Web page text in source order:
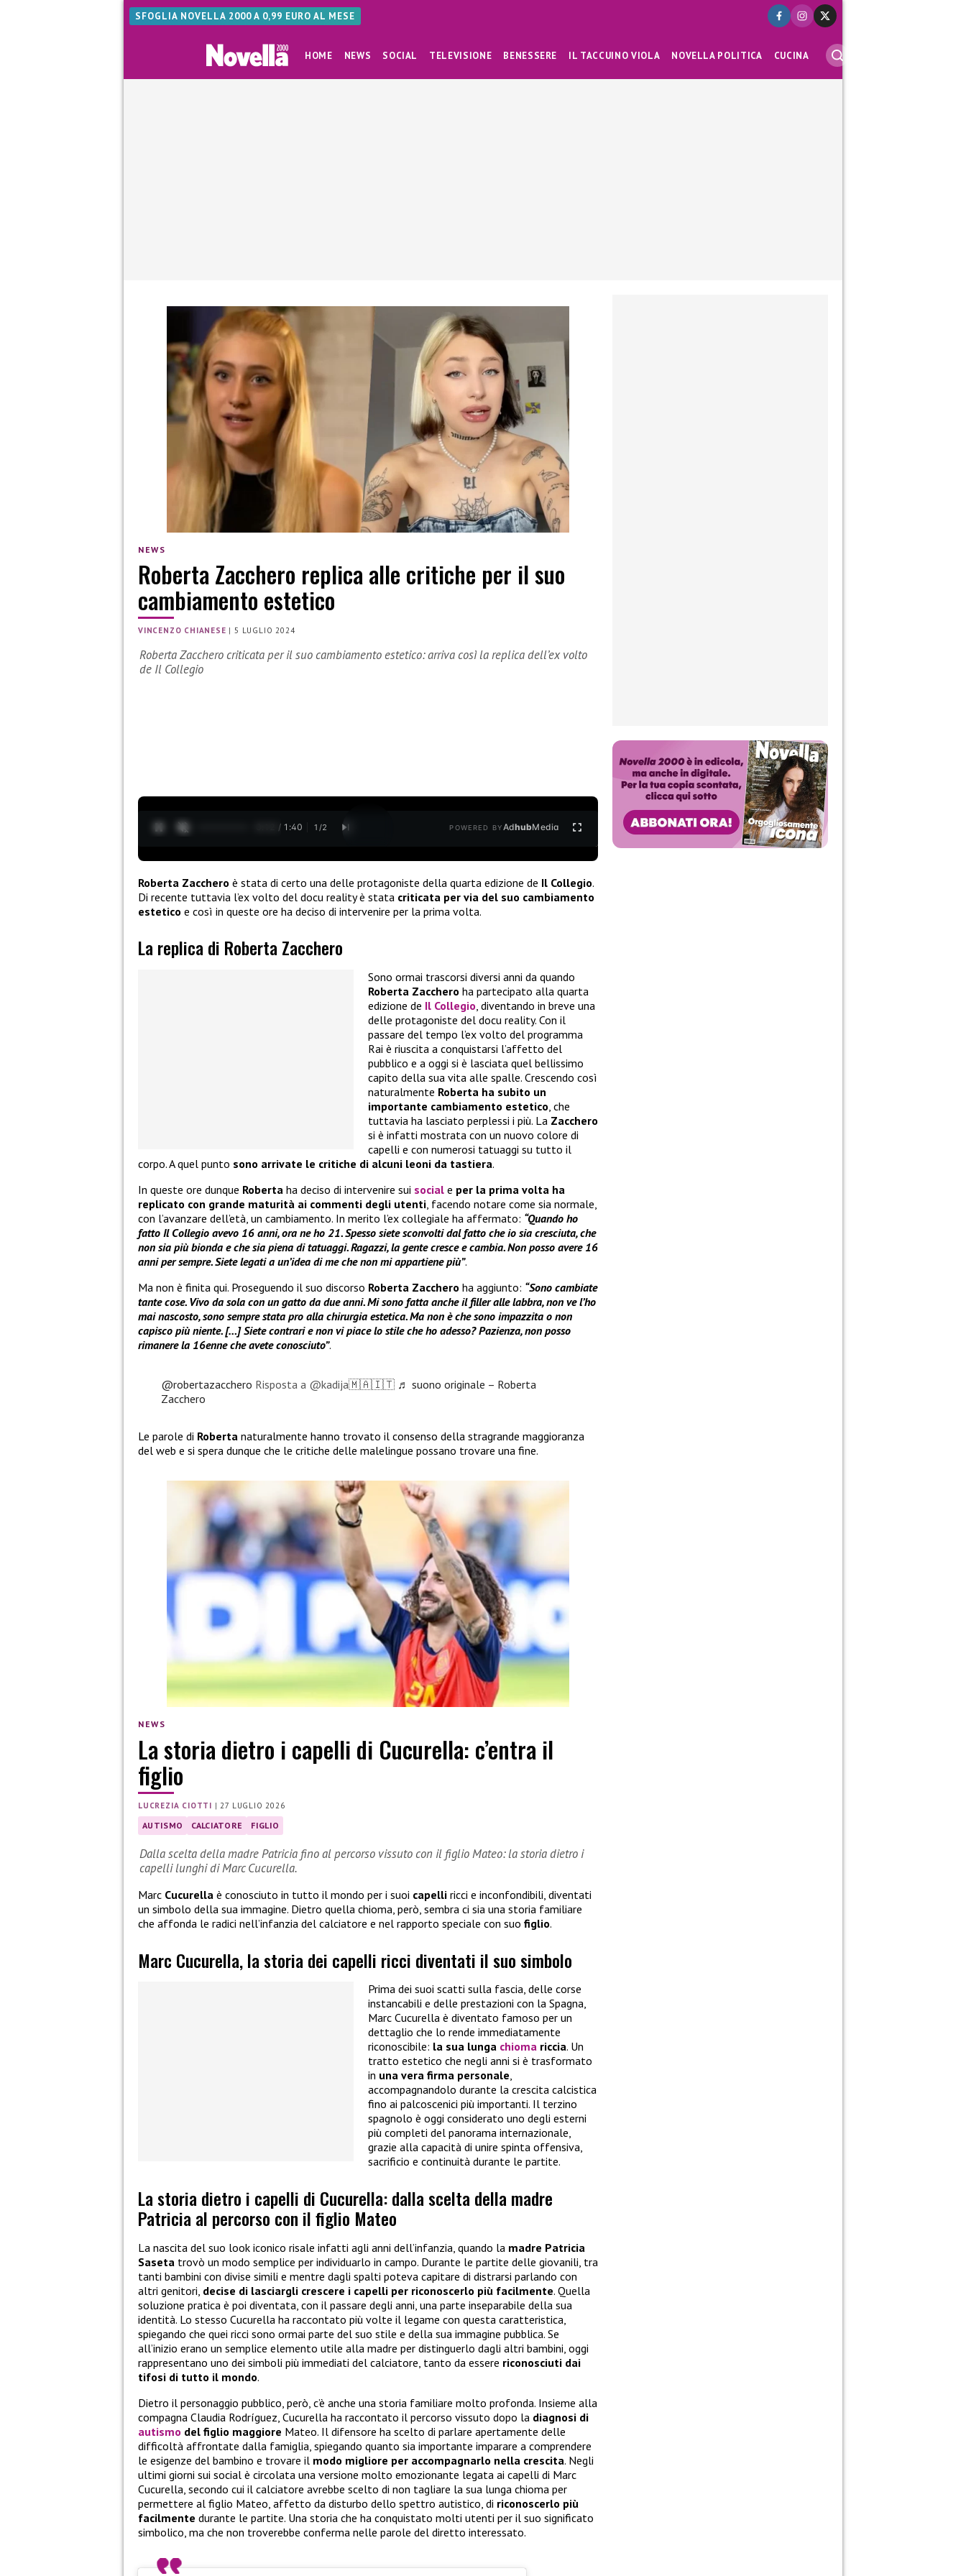
SFOGLIA NOVELLA 2000 A 0,99 EURO AL MESE
HOME NEWS SOCIAL TELEVISIONE BENESSERE IL TACCUINO VIOLA NOVELLA POLITICA CUCINA
NEWS
Roberta Zacchero replica alle critiche per il suo
cambiamento estetico
VINCENZO CHIANESE |5 LUGLIO 2024
Roberta Zacchero criticata per il suo cambiamento estetico: arriva così la replica dell’ex volto
de Il Collegio
0:13 / 1:40 1 /2 POWERED BYAdhubMedia
Roberta Zacchero è stata di certo una delle protagoniste della quarta edizione de Il Collegio.
Di recente tuttavia l’ex volto del docu reality è stata criticata per via del suo cambiamento
estetico e così in queste ore ha deciso di intervenire per la prima volta.
La replica di Roberta Zacchero
Sono ormai trascorsi diversi anni da quando
Roberta Zacchero ha partecipato alla quarta
edizione de Il Collegio, diventando in breve una
delle protagoniste del docu reality. Con il
passare del tempo l’ex volto del programma
Rai è riuscita a conquistarsi l’affetto del
pubblico e a oggi si è lasciata quel bellissimo
capito della sua vita alle spalle. Crescendo così
naturalmente Roberta ha subito un
importante cambiamento estetico, che
tuttavia ha lasciato perplessi i più. La Zacchero
si è infatti mostrata con un nuovo colore di
capelli e con numerosi tatuaggi su tutto il
corpo. A quel punto sono arrivate le critiche di alcuni leoni da tastiera.
In queste ore dunque Roberta ha deciso di intervenire sui social e per la prima volta ha
replicato con grande maturità ai commenti degli utenti, facendo notare come sia normale,
con l’avanzare dell’età, un cambiamento. In merito l’ex collegiale ha affermato: “Quando ho
fatto Il Collegio avevo 16 anni, ora ne ho 21. Spesso siete sconvolti dal fatto che io sia cresciuta, che
non sia più bionda e che sia piena di tatuaggi. Ragazzi, la gente cresce e cambia. Non posso avere 16
anni per sempre. Siete legati a un’idea di me che non mi appartiene più”.
Ma non è finita qui. Proseguendo il suo discorso Roberta Zacchero ha aggiunto: “Sono cambiate
tante cose. Vivo da sola con un gatto da due anni. Mi sono fatta anche il filler alle labbra, non ve l’ho
mai nascosto, sono sempre stata pro alla chirurgia estetica. Ma non è che sono impazzita o non
capisco più niente. […] Siete contrari e non vi piace lo stile che ho adesso? Pazienza, non posso
rimanere la 16enne che avete conosciuto”.
@robertazacchero Risposta a @kadija🇲🇦🇮🇹 ♬ suono originale – Roberta
Zacchero
Le parole di Roberta naturalmente hanno trovato il consenso della stragrande maggioranza
del web e si spera dunque che le critiche delle malelingue possano trovare una fine.
NEWS
La storia dietro i capelli di Cucurella: c’entra il
figlio
LUCREZIA CIOTTI | 27 LUGLIO 2026
AUTISMO CALCIATORE FIGLIO
Dalla scelta della madre Patricia fino al percorso vissuto con il figlio Mateo: la storia dietro i
capelli lunghi di Marc Cucurella.
Marc Cucurella è conosciuto in tutto il mondo per i suoi capelli ricci e inconfondibili, diventati
un simbolo della sua immagine. Dietro quella chioma, però, sembra ci sia una storia familiare
che affonda le radici nell’infanzia del calciatore e nel rapporto speciale con suo figlio.
Marc Cucurella, la storia dei capelli ricci diventati il suo simbolo
Prima dei suoi scatti sulla fascia, delle corse
instancabili e delle prestazioni con la Spagna,
Marc Cucurella è diventato famoso per un
dettaglio che lo rende immediatamente
riconoscibile: la sua lunga chioma riccia. Un
tratto estetico che negli anni si è trasformato
in una vera firma personale,
accompagnandolo durante la crescita calcistica
fino ai palcoscenici più importanti. Il terzino
spagnolo è oggi considerato uno degli esterni
più completi del panorama internazionale,
grazie alla capacità di unire spinta offensiva,
sacrificio e continuità durante le partite.
La storia dietro i capelli di Cucurella: dalla scelta della madre
Patricia al percorso con il figlio Mateo
La nascita del suo look iconico risale infatti agli anni dell’infanzia, quando la madre Patricia
Saseta trovò un modo semplice per individuarlo in campo. Durante le partite delle giovanili, tra
tanti bambini con divise simili e mentre dagli spalti poteva capitare di distrarsi parlando con
altri genitori, decise di lasciargli crescere i capelli per riconoscerlo più facilmente. Quella
soluzione pratica è poi diventata, con il passare degli anni, una parte inseparabile della sua
identità. Lo stesso Cucurella ha raccontato più volte il legame con questa caratteristica,
spiegando che quei ricci sono ormai parte del suo stile e della sua immagine pubblica. Se
all’inizio erano un semplice elemento utile alla madre per distinguerlo dagli altri bambini, oggi
rappresentano uno dei simboli più immediati del calciatore, tanto da essere riconosciuti dai
tifosi di tutto il mondo.
Dietro il personaggio pubblico, però, c’è anche una storia familiare molto profonda. Insieme alla
compagna Claudia Rodríguez, Cucurella ha raccontato il percorso vissuto dopo la diagnosi di
autismo del figlio maggiore Mateo. Il difensore ha scelto di parlare apertamente delle
difficoltà affrontate dalla famiglia, spiegando quanto sia importante imparare a comprendere
le esigenze del bambino e trovare il modo migliore per accompagnarlo nella crescita. Negli
ultimi giorni sui social è circolata una versione molto emozionante legata ai capelli di Marc
Cucurella, secondo cui il calciatore avrebbe scelto di non tagliare la sua lunga chioma per
permettere al figlio Mateo, affetto da disturbo dello spettro autistico, di riconoscerlo più
facilmente durante le partite. Una storia che ha conquistato molti utenti per il suo significato
simbolico, ma che non troverebbe conferma nelle parole del diretto interessato.